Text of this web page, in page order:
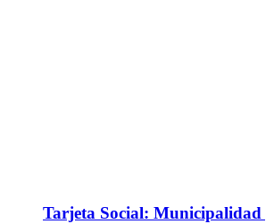
Tarjeta Social: Municipalidad